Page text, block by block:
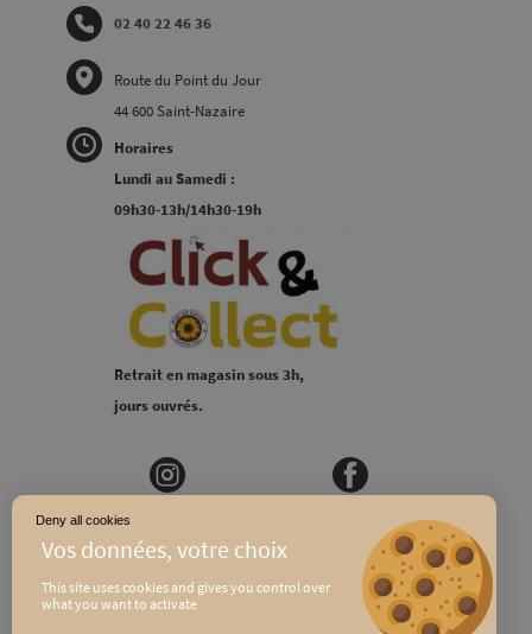
Horaires
Lundi au Samedi :
09h30-13h/14h30-19h
Retrait en magasin sous 3h,
jours ouvrés.
02 40 22 46 36
Route du Point du Jour
44 600 Saint-Nazaire
MEDIAPILOTE
PLAN DU SITE
CONDITIONS GÉNÉRALES DE VENTE
This site uses cookies and gives you control over
what you want to activate
Deny all cookies